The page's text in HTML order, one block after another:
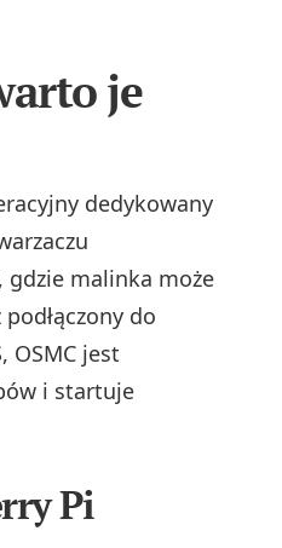
je
dedykowany
, gdzie malinka może
do
OSMC jest
i startuje
Pi